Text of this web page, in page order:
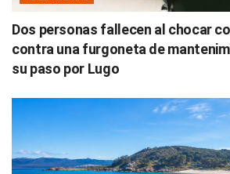
Dos personas fallecen al chocar
contra una furgoneta de
su paso por Lugo